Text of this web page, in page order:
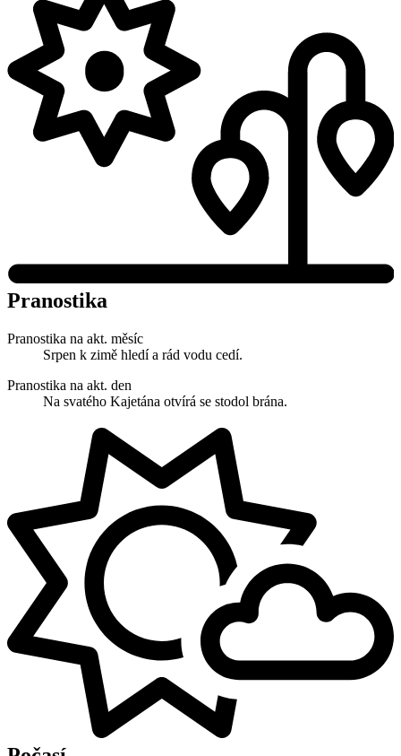
Pranostika
Pranostika na akt. měsíc
Srpen k zimě hledí a rád vodu cedí.
Pranostika na akt. den
Na svatého Kajetána otvírá se stodol brána.